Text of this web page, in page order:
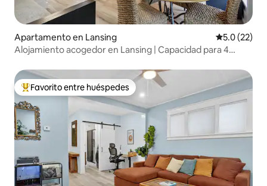
Apartamento en Lansing Calificación
5.0 (22)
Alojamiento acogedor en Lansing | Capacidad para 4
Favorito entre huéspedes preferido
Favorito entre huéspedes